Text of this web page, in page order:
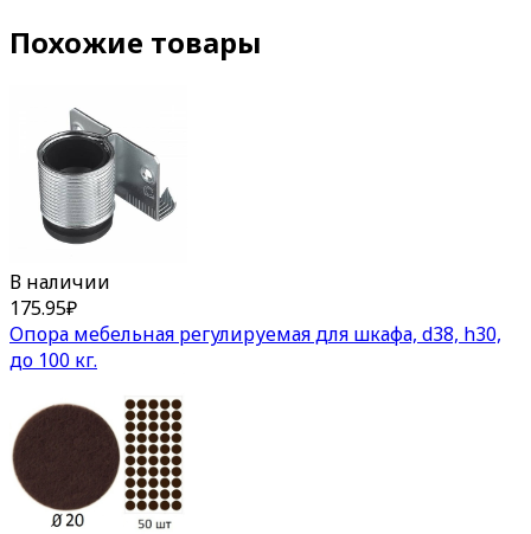
Похожие товары
В наличии
175.95₽
Опора мебельная регулируемая для шкафа, d38, h30,
до 100 кг.